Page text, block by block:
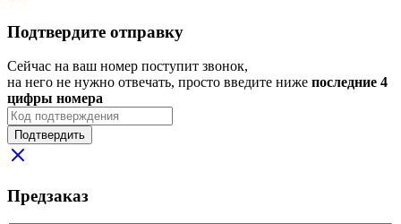
Подтвердите отправку
Сейчас на ваш номер поступит звонок,
на него не нужно отвечать, просто введите ниже последние 4
цифры номера
Подтвердить
Предзаказ